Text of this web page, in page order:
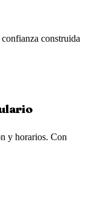
construida
y horarios. Con